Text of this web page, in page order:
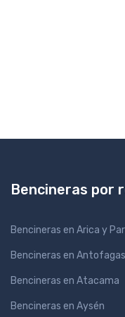
Bencineras por
Bencineras en Arica y
Bencineras en
Bencineras en Atacama
Bencineras en Aysén